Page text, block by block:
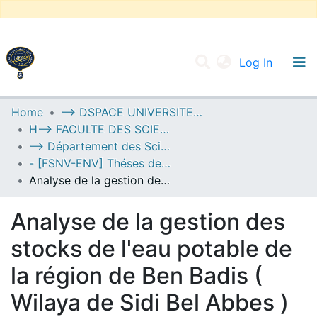
Log In
UNIVERSITY OF D.L SIDI BEL ABBES
Communities & Collections
All of DSpace
Statistics
Home
--> DSPACE UNIVERSITE DJILALLI LIABES DE SIDI BEL ABBES
H--> FACULTE DES SCIENCES DE LA NATURE ET DE LA VIE
--> Département des Sciences de l’Environnement
- [FSNV-ENV] Théses de Master II
Analyse de la gestion des stocks de l'eau potable de la région de Ben Badis ( Wilaya de Sidi Bel Abbes )
Analyse de la gestion des
stocks de l'eau potable de
la région de Ben Badis (
Wilaya de Sidi Bel Abbes )